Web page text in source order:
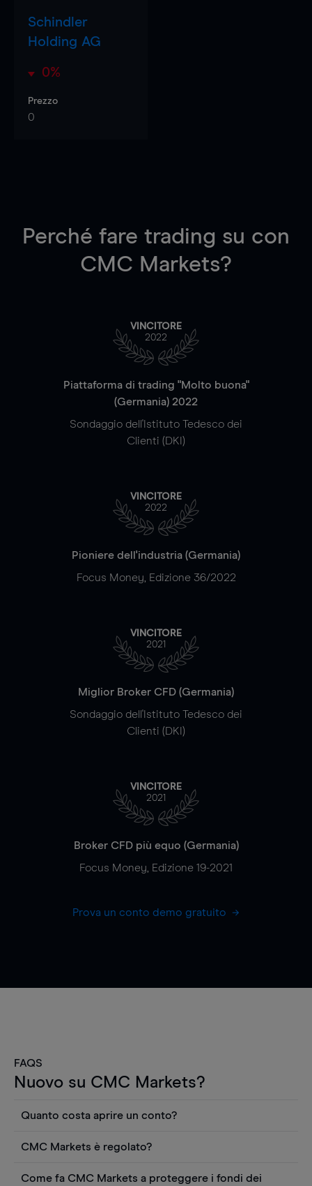
Schindler
Holding AG
0%
Prezzo
0
Perché fare trading su con
CMC Markets?
VINCITORE
2022
Piattaforma di trading "Molto buona"
(Germania) 2022
Sondaggio dell'Istituto Tedesco dei
Clienti (DKI)
VINCITORE
2022
Pioniere dell'industria (Germania)
Focus Money, Edizione 36/2022
VINCITORE
2021
Miglior Broker CFD (Germania)
Sondaggio dell'Istituto Tedesco dei
Clienti (DKI)
VINCITORE
2021
Broker CFD più equo (Germania)
Focus Money, Edizione 19-2021
Prova un conto demo gratuito
FAQS
Nuovo su CMC Markets?
Quanto costa aprire un conto?
Puoi anche visualizzare gratuitamente i prezzi e
utilizzare strumenti come grafici, notizie Reuters
CMC Markets è regolato?
Come fa CMC Markets a proteggere i fondi dei